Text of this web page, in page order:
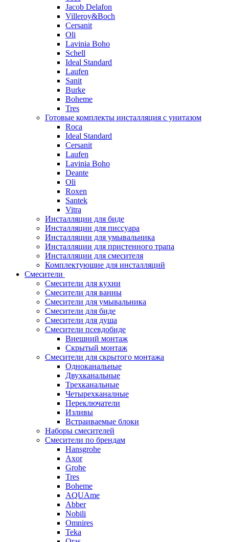
Jacob Delafon
Villeroy&Boch
Cersanit
Oli
Lavinia Boho
Schell
Ideal Standard
Laufen
Sanit
Burke
Boheme
Tres
Готовые комплекты инсталляция с унитазом
Roca
Ideal Standard
Cersanit
Laufen
Lavinia Boho
Deante
Oli
Roxen
Santek
Vitra
Инсталляции для биде
Инсталляции для писсуара
Инсталляции для умывальника
Инсталляции для пристенного трапа
Инсталляции для смесителя
Комплектующие для инсталляций
Смесители
Смесители для кухни
Смесители для ванны
Смесители для умывальника
Смесители для биде
Смесители для душа
Смесители псевдобиде
Внешний монтаж
Скрытый монтаж
Смесители для скрытого монтажа
Одноканальные
Двухканальные
Трехканальные
Четырехканалные
Переключатели
Изливы
Встраиваемые блоки
Наборы смесителей
Смесители по брендам
Hansgrohe
Axor
Grohe
Tres
Boheme
AQUAme
Abber
Nobili
Omnires
Teka